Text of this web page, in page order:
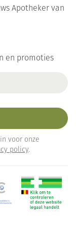
Apotheker van
en promoties
voor onze
policy.